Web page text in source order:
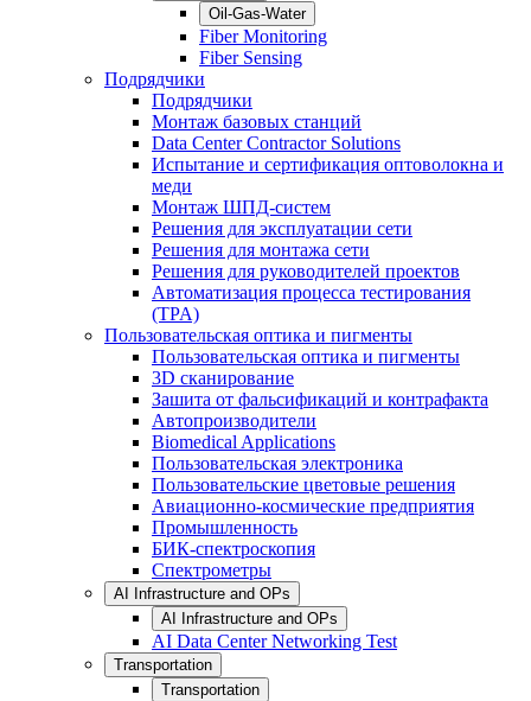
Oil-Gas-Water
Fiber Monitoring
Fiber Sensing
Подрядчики
Подрядчики
Монтаж базовых станций
Data Center Contractor Solutions
Испытание и сертификация оптоволокна и
меди
Монтаж ШПД-систем
Решения для эксплуатации сети
Решения для монтажа сети
Решения для руководителей проектов
Автоматизация процесса тестирования
(TPA)
Пользовательская оптика и пигменты
Пользовательская оптика и пигменты
3D сканирование
Зашита от фальсификаций и контрафакта
Автопроизводители
Biomedical Applications
Пользовательская электроника
Пользовательские цветовые решения
Авиационно-космические предприятия
Промышленность
БИК-спектроскопия
Спектрометры
AI Infrastructure and OPs
AI Infrastructure and OPs
AI Data Center Networking Test
Transportation
Transportation